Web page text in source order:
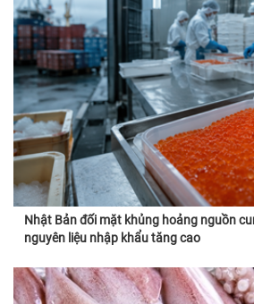
Nhật Bản đối mặt khủng hoảng nguồn
nguyên liệu nhập khẩu tăng cao